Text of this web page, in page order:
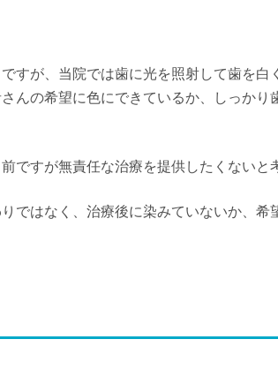
すが、当院では歯に光を照射して歯を
んの希望に色にできているか、しっかり
ですが無責任な治療を提供したくないと
ではなく、治療後に染みていないか、